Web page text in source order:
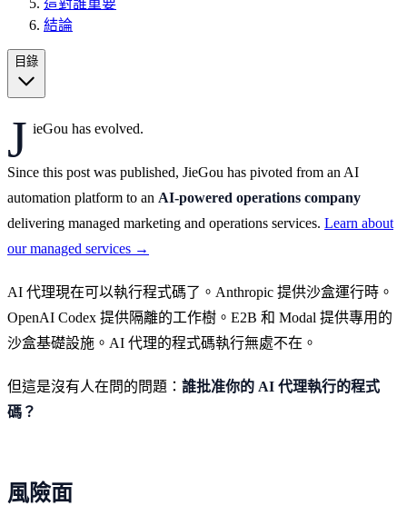
結論
目錄
J ieGou has evolved.
Since this post was published, JieGou has pivoted from an AI
automation platform to an AI-powered operations company
delivering managed marketing and operations services. Learn about
our managed services →
AI 代理現在可以執行程式碼了。Anthropic 提供沙盒運行時。
OpenAI Codex 提供隔離的工作樹。E2B 和 Modal 提供專用的
沙盒基礎設施。AI 代理的程式碼執行無處不在。
但這是沒有人在問的問題： 誰批准你的 AI 代理執行的程式
碼？
風險面